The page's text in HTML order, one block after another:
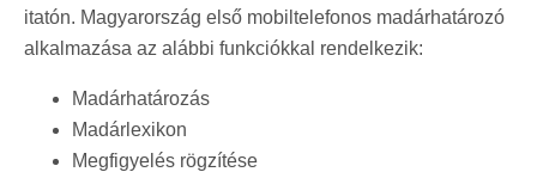
itatón. Magyarország első mobiltelefonos madárhatározó
alkalmazása az alábbi funkciókkal rendelkezik:
Madárhatározás
Madárlexikon
Megfigyelés rögzítése